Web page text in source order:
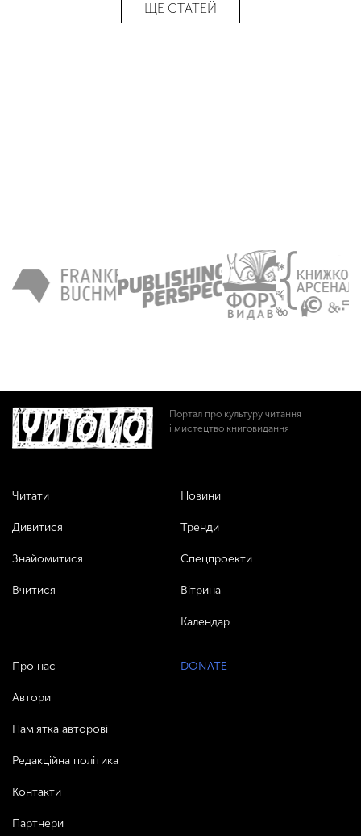
ЩЕ СТАТЕЙ
Портал про культуру читання
і мистецтво книговидання
Читати
Дивитися
Знайомитися
Вчитися
Новини
Тренди
Спецпроекти
Вітрина
Календар
Про нас
Автори
Пам’ятка авторові
Редакційна політика
Контакти
Партнери
DONATE